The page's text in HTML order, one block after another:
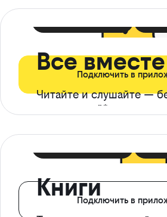
Все вместе
Читайте и слушайте —
ограничений*
Подключить в
КнигиПодключить в